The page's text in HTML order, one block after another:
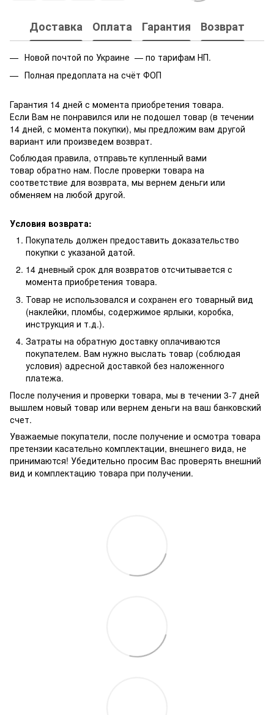
Доставка Оплата Гарантия Возврат
Новой почтой по Украине — по тарифам НП.
Полная предоплата на счёт ФОП
Гарантия 14 дней с момента приобретения товара.
Если Вам не понравился или не подошел товар (в течении
14 дней, с момента покупки), мы предложим вам другой
вариант или произведем возврат.
Соблюдая правила, отправьте купленный вами
товар обратно нам. После проверки товара на
соответствие для возврата, мы вернем деньги или
обменяем на любой другой.
Условия возврата:
Покупатель должен предоставить доказательство
покупки с указаной датой.
14 дневный срок для возвратов отсчитывается с
момента приобретения товара.
Товар не использовался и сохранен его товарный вид
(наклейки, пломбы, содержимое ярлыки, коробка,
инструкция и т.д.).
Затраты на обратную доставку оплачиваются
покупателем. Вам нужно выслать товар (соблюдая
условия) адресной доставкой без наложенного
платежа.
После получения и проверки товара, мы в течении 3-7 дней
вышлем новый товар или вернем деньги на ваш банковский
счет.
Уважаемые покупатели, после получение и осмотра товара
претензии касательно комплектации, внешнего вида, не
принимаются! Убедительно просим Вас проверять внешний
вид и комплектацию товара при получении.